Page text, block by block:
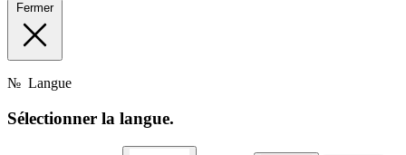
Fermer
№ Langue
Sélectionner la langue.